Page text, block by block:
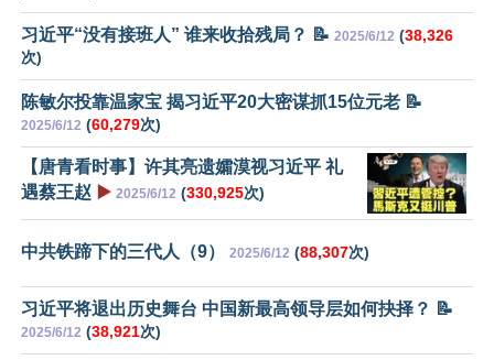
习近平“没有接班人” 谁来收拾残局？ 📝 2025/6/12 (38,326
次)
陈敏尔投靠温家宝 揭习近平20大密谋抓15位元老 📝
2025/6/12 (60,279次)
【唐青看时事】许其亮遗孀漠视习近平 礼
遇蔡王赵 ▶️ 2025/6/12 (330,925次)
中共铁蹄下的三代人（9） 2025/6/12 (88,307次)
习近平将退出历史舞台 中国新最高领导层如何抉择？ 📝
2025/6/12 (38,921次)